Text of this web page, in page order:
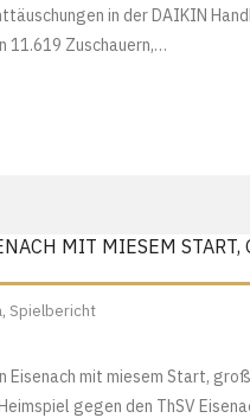
in der DAIKIN
11.619 Zuschauern,…
MIT MIESEM
, Spielbericht
mit miesem Start,
gegen den ThSV